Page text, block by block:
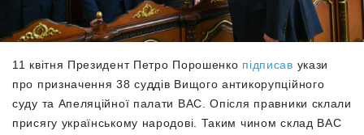
11 квітня Президент Петро Порошенко підписав укази
про призначення 38 суддів Вищого антикорупційного
суду та Апеляційної палати ВАС. Опісля правники склали
присягу українському народові. Таким чином склад ВАС